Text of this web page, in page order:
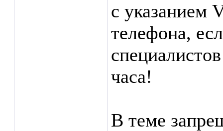
с указанием
телефона,
часа!
В теме